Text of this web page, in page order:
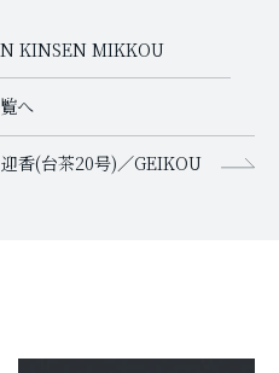
KINSEN MIKKOU
へ
迎香(台茶20号)／GEIKOU